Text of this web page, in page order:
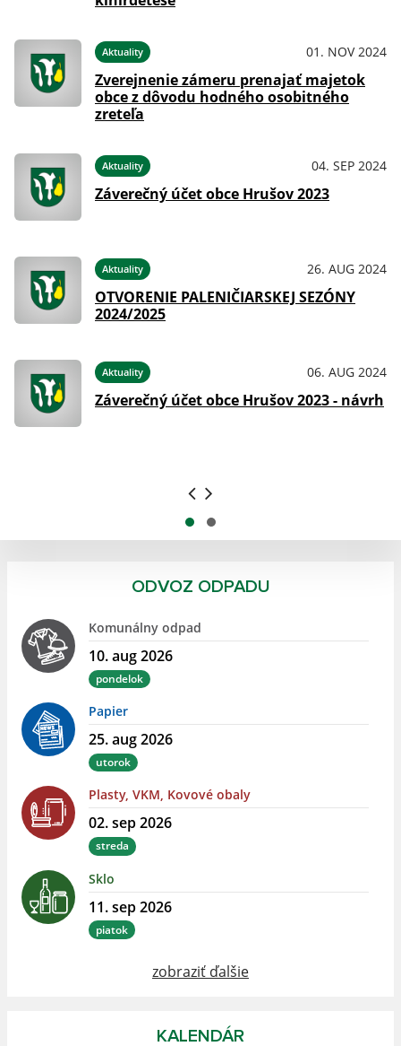
Aktuality 01. NOV 2024
Zverejnenie zámeru prenajať majetok
obce z dôvodu hodného osobitného
zreteľa
Aktuality 04. SEP 2024
Záverečný účet obce Hrušov 2023
Aktuality 26. AUG 2024
OTVORENIE PALENIČIARSKEJ SEZÓNY
2024/2025
Aktuality 06. AUG 2024
Záverečný účet obce Hrušov 2023 - návrh
ODVOZ ODPADU
Komunálny odpad
10. aug 2026
pondelok
Papier
25. aug 2026
utorok
Plasty, VKM, Kovové obaly
02. sep 2026
streda
Sklo
11. sep 2026
piatok
zobraziť ďalšie
KALENDÁR